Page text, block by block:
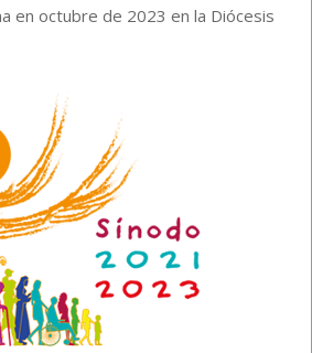
en octubre de 2023 en la Diócesis